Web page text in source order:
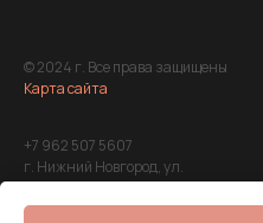
© 2024 г. Все права защищены
Карта сайта
+7 962 507 5607
г. Нижний Новгород, ул.
Максима Горького, д. 220